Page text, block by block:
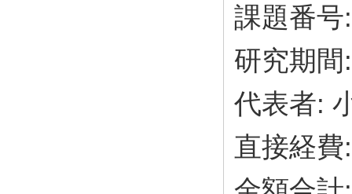
課題番号
研究期
代表者:
直接経